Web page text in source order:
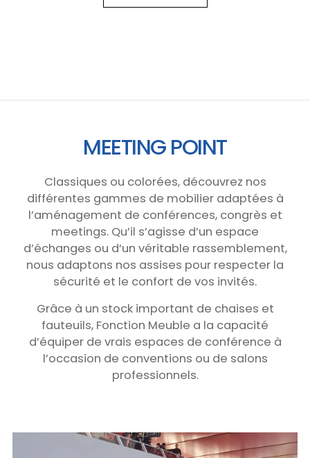
MEETING POINT
Classiques ou colorées, découvrez nos
différentes gammes de mobilier adaptées à
l’aménagement de conférences, congrès et
meetings. Qu’il s’agisse d’un espace
d’échanges ou d’un véritable rassemblement,
nous adaptons nos assises pour respecter la
sécurité et le confort de vos invités.
Grâce à un stock important de chaises et
fauteuils, Fonction Meuble a la capacité
d’équiper de vrais espaces de conférence à
l’occasion de conventions ou de salons
professionnels.